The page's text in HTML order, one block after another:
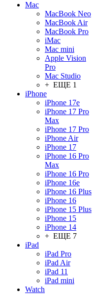
Mac
MacBook Neo
MacBook Air
MacBook Pro
iMac
Mac mini
Apple Vision
Pro
Mac Studio
+ ЕЩЕ 1
iPhone
iPhone 17e
iPhone 17 Pro
Max
iPhone 17 Pro
iPhone Air
iPhone 17
iPhone 16 Pro
Max
iPhone 16 Pro
iPhone 16e
iPhone 16 Plus
iPhone 16
iPhone 15 Plus
iPhone 15
iPhone 14
+ ЕЩЕ 7
iPad
iPad Pro
iPad Air
iPad 11
iPad mini
Watch